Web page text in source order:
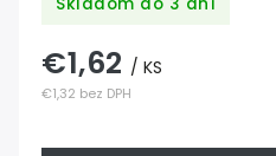
€1,32 bez DPH
€1,62 / KS